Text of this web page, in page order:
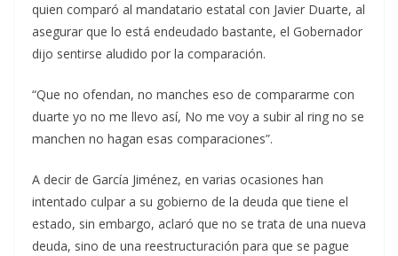
quien comparó al mandatario estatal con Javier Duarte, al
asegurar que lo está endeudado bastante, el Gobernador
dijo sentirse aludido por la comparación.
“Que no ofendan, no manches eso de compararme con
duarte yo no me llevo así, No me voy a subir al ring no se
manchen no hagan esas comparaciones”.
A decir de García Jiménez, en varias ocasiones han
intentado culpar a su gobierno de la deuda que tiene el
estado, sin embargo, aclaró que no se trata de una nueva
deuda, sino de una reestructuración para que se pague